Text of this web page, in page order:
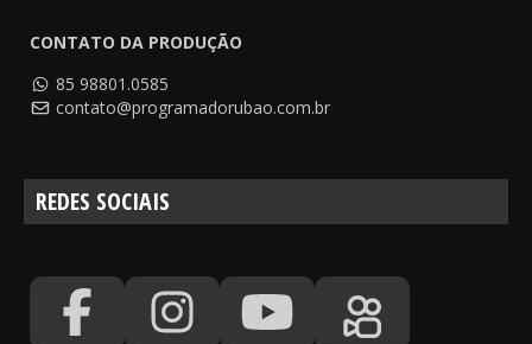
CONTATO DA PRODUÇÃO
85 98801.0585
contato@programadorubao.com.br
REDES SOCIAIS